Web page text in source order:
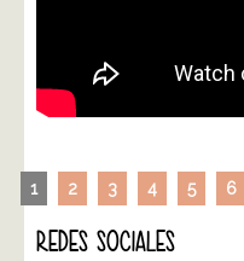
1 2 3 4 5 6
REDES SOCIALES